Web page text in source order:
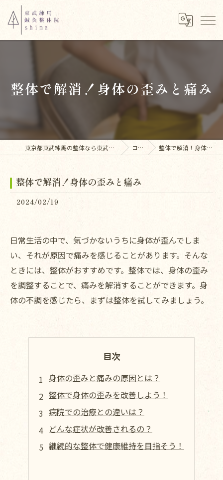
整体で解消！身体の歪みと痛み
東京都東武練馬の整体なら東武練馬鍼灸整体院shima コラム 整体で解消！身体の歪みと痛み
整体で解消！身体の歪みと痛み
2024/02/19
日常生活の中で、気づかないうちに身体が歪んでしま
い、それが原因で痛みを感じることがあります。そんな
ときには、整体がおすすめです。整体では、身体の歪み
を調整することで、痛みを解消することができます。身
体の不調を感じたら、まずは整体を試してみましょう。
目次
身体の歪みと痛みの原因とは？
整体で身体の歪みを改善しよう！
病院での治療との違いは？
どんな症状が改善されるの？
継続的な整体で健康維持を目指そう！